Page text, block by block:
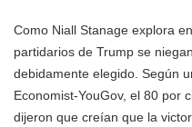
Como Niall Stanage explora
partidarios de Trump se
debidamente elegido. Según
Economist-YouGov, el 80 por
dijeron que creían que la